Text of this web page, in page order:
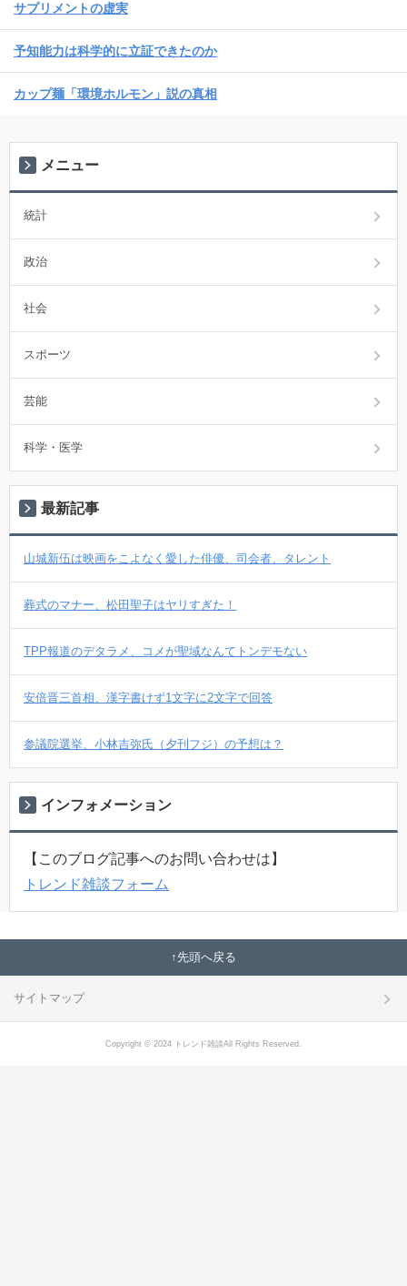
サプリメントの虚実
予知能力は科学的に立証できたのか
カップ麺「環境ホルモン」説の真相
メニュー
統計
政治
社会
スポーツ
芸能
科学・医学
最新記事
山城新伍は映画をこよなく愛した俳優、司会者、タレント
葬式のマナー、松田聖子はヤリすぎた！
TPP報道のデタラメ、コメが聖域なんてトンデモない
安倍晋三首相、漢字書けず1文字に2文字で回答
参議院選挙、小林吉弥氏（夕刊フジ）の予想は？
インフォメーション
【このブログ記事へのお問い合わせは】
トレンド雑談フォーム
先頭へ戻る
サイトマップ
Copyright © 2024 トレンド雑談All Rights Reserved.